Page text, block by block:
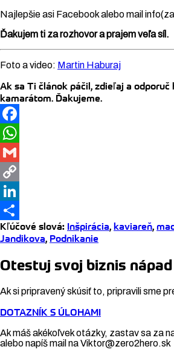
Najlepšie asi Facebook alebo mail
Ďakujem ti za rozhovor a prajem veľa síl.
Foto a video: Martin Haburaj
Ak sa Ti článok páčil, zdieľaj a odporuč
kamarátom. Ďakujeme.
Facebook
WhatsApp
Gmail
Copy
Link
LinkedIn
Share
Kľúčové slová: Inšpirácia, kaviareň,
Jandikova, Podnikanie
Otestuj svoj biznis
Ak si pripravený skúsiť to, pripravili sme
DOTAZNÍK S ÚLOHAMI
Ak máš akékoľvek otázky, zastav sa za
alebo napíš mail na Viktor@zero2hero.sk